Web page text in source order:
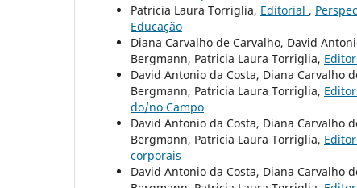
Patricia Laura Torriglia, Editorial ,
Educação
Diana Carvalho de Carvalho, David
Bergmann, Patricia Laura Torriglia,
David Antonio da Costa, Diana Carvalho
Bergmann, Patricia Laura Torriglia,
do/no Campo
David Antonio da Costa, Diana Carvalho
Bergmann, Patricia Laura Torriglia,
corporais
David Antonio da Costa, Diana Carvalho